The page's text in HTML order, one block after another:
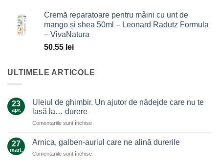
Cremă reparatoare pentru mâini cu unt de
mango și shea 50ml – Leonard Radutz Formula
– VivaNatura
50.55 lei
ULTIMELE ARTICOLE
23
apr.
Uleiul de ghimbir. Un ajutor de nădejde care nu te
lasă la… durere
Comentariile sunt închisepentru
de
Un
27
mart.
Arnica, galben-auriul care ne alină durerile
Comentariile sunt închisepentru